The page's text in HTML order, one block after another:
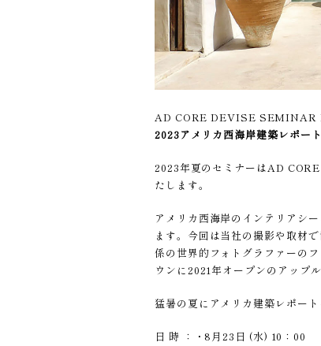
AD CORE DEVISE SEMINAR
2023アメリカ西海岸建築レポー
2023年夏のセミナーはAD
たします。
アメリカ西海岸のインテリアシ
ます。今回は当社の撮影や取材
係の世界的フォトグラファーの
ウンに2021年オープンのアップ
猛暑の夏にアメリカ建築レポー
日 時 ：・8月23日 (水) 10：00